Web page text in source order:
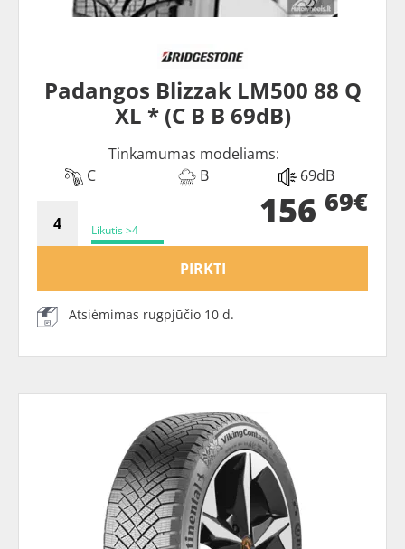
Padangos Blizzak LM500 88 Q
XL * (C B B 69dB)
Tinkamumas modeliams:
C
B 69dB
Likutis >4 156 69€
PIRKTI
Atsiėmimas rugpjūčio 10 d.